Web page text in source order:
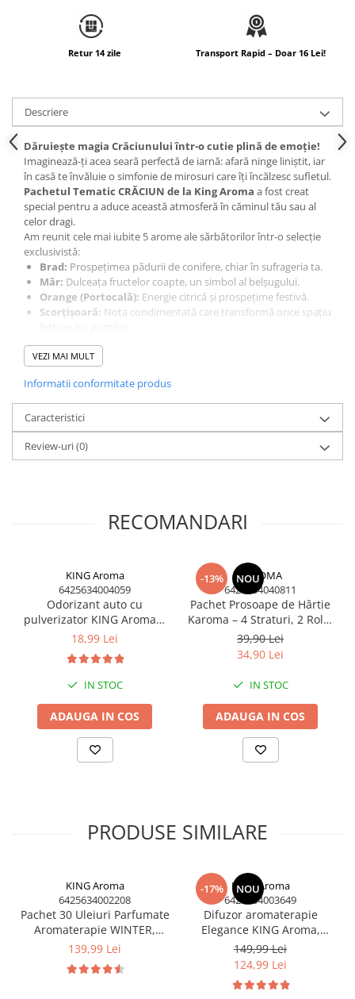
Retur 14 zile Transport Rapid – Doar 16 Lei!
Descriere
Dăruiește magia Crăciunului într-o cutie plină de emoție!
Imaginează-ți acea seară perfectă de iarnă: afară ninge liniștit, iar
în casă te învăluie o simfonie de mirosuri care îți încălzesc sufletul.
Pachetul Tematic CRĂCIUN de la King Aroma a fost creat
special pentru a aduce această atmosferă în căminul tău sau al
celor dragi.
Am reunit cele mai iubite 5 arome ale sărbătorilor într-o selecție
exclusivistă:
Brad: Prospețimea pădurii de conifere, chiar în sufrageria ta.
Măr: Dulceața fructelor coapte, un simbol al belșugului.
Orange (Portocală): Energie citrică și prospețime festivă.
Scorțișoară: Nota condimentată care transformă orice spațiu
Vanilie:Finețe și confort, pentru seri de neuitat.
Ideal pentru Cadou:
perfectă atunci când cauți un cadou rafinat, util și plin de
personalitate. Nu mai ai nevoie de ambalaj suplimentar – este
gata să fie pus sub brad!
Marcă Înregistrată KING Aroma - Produs în România.
VEZI MAI MULT
Informatii conformitate produs
Caracteristici
Review-uri(0)
RECOMANDARI
KING Aroma
6425634004059
Odorizant auto cu
pulverizator KING Aroma®
FRESH, 50 ml – Parfum auto
18,99 Lei
IN STOC
ADAUGA IN COS
-13% NOU
KAROMA
6425634040811
Pachet Prosoape de Hârtie
Karoma – 4 Straturi, 2 Role,
320 Foi
39,90 Lei
34,90 Lei
IN STOC
ADAUGA IN COS
PRODUSE SIMILARE
KING Aroma
6425634002208
Pachet 30 Uleiuri Parfumate
Aromaterapie WINTER,
KING Aroma – Magia
România (10 Arome x 3
139,99 Lei
-17% NOU
KING Aroma
6425634003649
Difuzor aromaterapie
Elegance KING Aroma,
handmade în România, cu
lumânare și 3 uleiuri
premium
149,99 Lei
124,99 Lei